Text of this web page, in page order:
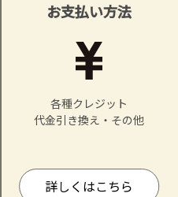
お支払い方法
各種クレジット
代金引き換え・その他
詳しくはこちら